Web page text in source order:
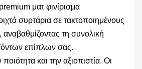
ματ φινίρισμα
συρτάρια σε τακτοποιημένους
τη συνολική
επίπλων σας.
και την αξιοπιστία. Οι